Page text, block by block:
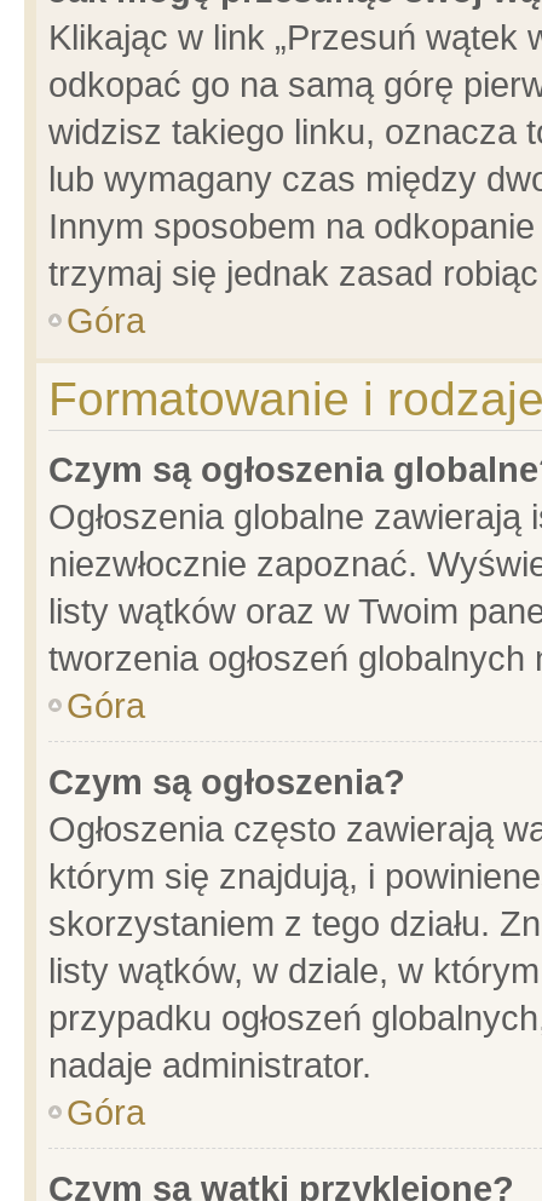
Klikając w link „Przesuń wątek
odkopać go na samą górę
widzisz takiego linku, oznacza
lub wymagany czas między
Innym sposobem na
trzymaj się jednak zasad
Góra
Formatowanie i
Czym są ogłoszenia
Ogłoszenia globalne
niezwłocznie zapoznać.
listy wątków oraz w Twoim
tworzenia ogłoszeń
Góra
Czym są ogłoszenia?
Ogłoszenia często zawierają
którym się znajdują, i
skorzystaniem z tego działu.
listy wątków, w dziale, w
przypadku ogłoszeń
nadaje administrator.
Góra
Czym są wątki przyklejone?